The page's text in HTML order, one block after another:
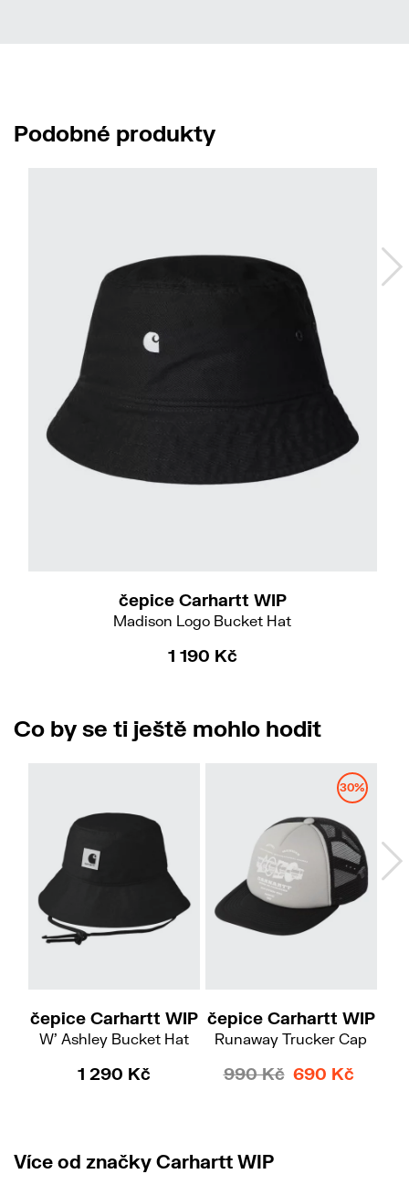
Podobné produkty
čepice Carhartt WIP
Madison Logo Bucket Hat
1 190 Kč
Co by se ti ještě mohlo hodit
čepice Carhartt WIP
W' Ashley Bucket Hat
1 290 Kč
30%
čepice Carhartt WIP
Runaway Trucker Cap
990 Kč 690 Kč
Více od značky Carhartt WIP